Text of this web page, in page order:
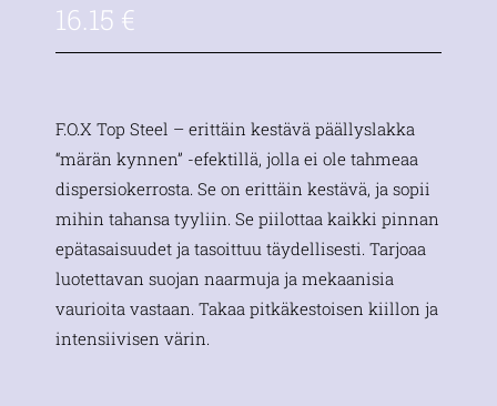
16.15 €
F.O.X Top Steel – erittäin kestävä päällyslakka
“märän kynnen” -efektillä, jolla ei ole tahmeaa
dispersiokerrosta. Se on erittäin kestävä, ja sopii
mihin tahansa tyyliin. Se piilottaa kaikki pinnan
epätasaisuudet ja tasoittuu täydellisesti. Tarjoaa
luotettavan suojan naarmuja ja mekaanisia
vaurioita vastaan. Takaa pitkäkestoisen kiillon ja
intensiivisen värin.